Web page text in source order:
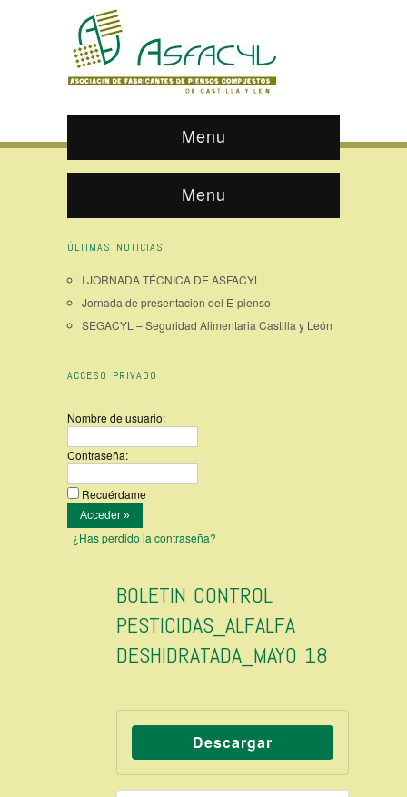
Menu
Menu
ÚLTIMAS NOTICIAS
I JORNADA TÉCNICA DE ASFACYL
Jornada de presentacion del E-pienso
SEGACYL – Seguridad Alimentaria Castilla y León
ACCESO PRIVADO
Nombre de usuario:
Contraseña:
Recuérdame
¿Has perdido la contraseña?
BOLETIN CONTROL
PESTICIDAS_ALFALFA
DESHIDRATADA_MAYO 18
Descargar